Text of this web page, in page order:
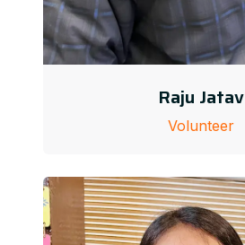
Raju Jatav
Volunteer